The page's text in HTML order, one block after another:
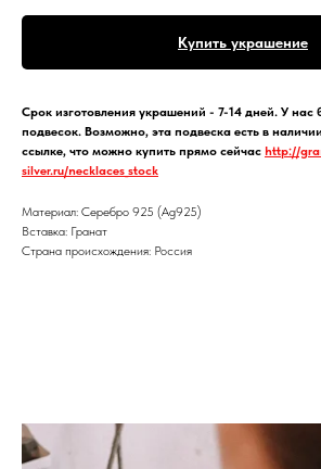
Купить украшение
Срок изготовления украшений - 7-14 дней. У
подвесок. Возможно, эта подвеска есть в
ссылке, что можно купить прямо сейчас http://
silver.ru/necklaces_stock
Материал: Cеребро 925 (Ag925)
Вставка: Гранат
Страна происхождения: Россия